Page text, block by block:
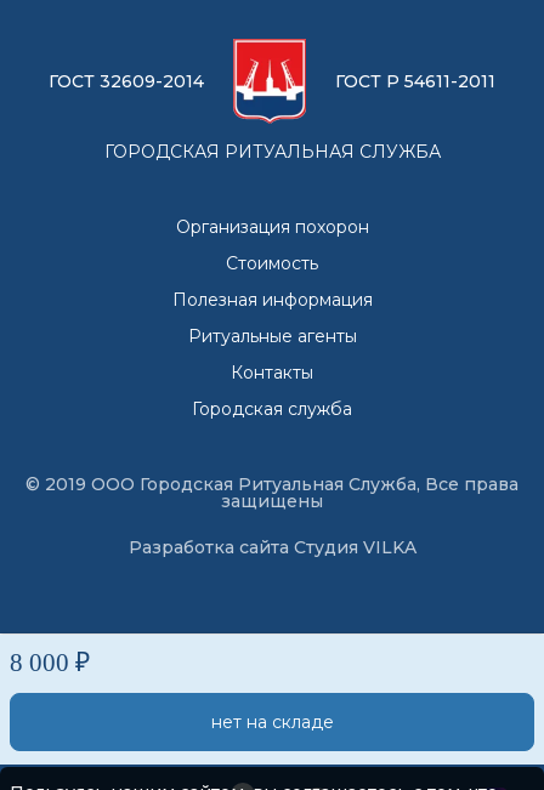
8 000 ₽
нет на складе
ГОСТ 32609-2014 ГОСТ Р 54611-2011
ГОРОДСКАЯ РИТУАЛЬНАЯ СЛУЖБА
Организация похорон
Стоимость
Полезная информация
Ритуальные агенты
Контакты
Городская служба
© 2019 ООО Городская Ритуальная Служба, Все права
защищены
Разработка сайта Студия VILKA